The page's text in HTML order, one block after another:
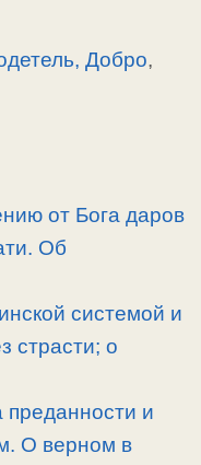
Добро,
от Бога даров
Об
системой и
страсти; о
преданности и
О верном в